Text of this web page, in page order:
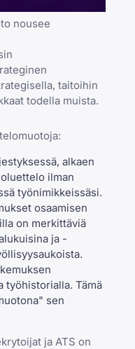
nousee
taitoihin
todella muista.
alkaen
ilman
työnimikkeissäsi.
osaamisen
on merkittäviä
ja -
työhistorialla. Tämä
sen
ja ATS on